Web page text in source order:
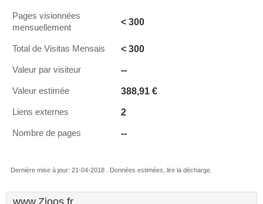
Pages visionnées
mensuellement
< 300
Total de Visitas Mensais < 300
Valeur par visiteur --
Valeur estimée 388,91 €
Liens externes 2
Nombre de pages --
Dernière mise à jour: 21-04-2018 . Données estimées, lire la décharge.
www.Zioos.fr